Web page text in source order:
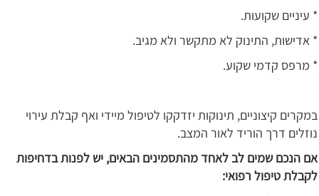
* עיניים שקועות.
* אדישות, התינוק לא מתקשר ולא מגיב.
* מרפס קדמי שקוע.
במקרים קיצוניים, תינוקות יזדקקו לטיפול מיידי ואף קבלת עירוי
נוזלים דרך הוריד לאור המצב.
אם הנכם שמים לב לאחד מהתסמינים הבאים, יש לפנות בדחיפות
לקבלת טיפול רפואי: